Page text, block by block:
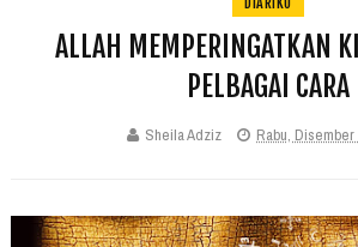
ALLAH MEMPERINGATKAN
PELBAGAI CARA
Sheila Adziz Rabu, Disember